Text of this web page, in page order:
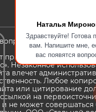
Наталья
Здравствуйте! Готова
вам. Напишите мне,
вас появятся
принадлежат
Незаконное
влечет
Любое
или цитирование
на
и не может совершаться